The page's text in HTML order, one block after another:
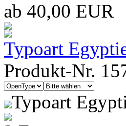
ab 40,00 EUR
Typoart
Produkt-Nr.
Typoart